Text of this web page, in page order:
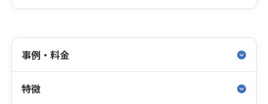
事例・料金
特徴